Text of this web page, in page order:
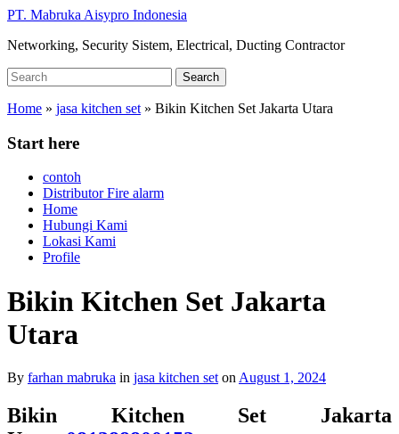
Skip
main
PT. Mabruka Aisypro Indonesia
Networking, Security Sistem, Electrical, Ducting Contractor
Search
for:
Search
Home » jasa kitchen set » Bikin Kitchen Set Jakarta Utara
Start here
contoh
Distributor Fire alarm
Home
Hubungi Kami
Lokasi Kami
Profile
Bikin Kitchen Set Jakarta
Utara
By farhan mabruka in jasa kitchen set on August 1, 2024
Bikin Kitchen Set Jakarta